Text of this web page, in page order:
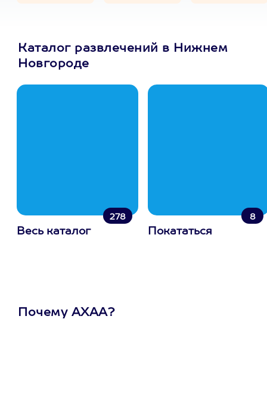
Каталог развлечений в Нижнем
Новгороде
278
Весь каталог
8
Покататься
Почему АХАА?